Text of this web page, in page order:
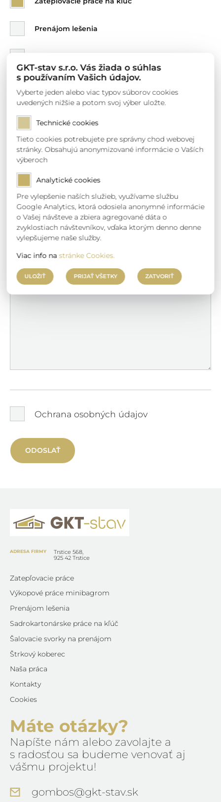
Prenájom lešenia
Charakter budovy:
Iba jeden je voliteľný
Bytovka/Obytný park
Iné
Správa *
Ochrana osobných údajov
ODOSLAŤ
ADRESA FIRMY
Trstice 568,
925 42 Trstice
Zatepľovacie práce
Výkopové práce minibagrom
Prenájom lešenia
Sadrokartonárske práce na kľúč
Šalovacie svorky na prenájom
Štrkový koberec
Naša práca
Kontakty
Cookies
Máte otázky?
Napíšte nám alebo zavolajte a
s radosťou sa budeme venovať aj
vášmu projektu!
gombos@gkt-stav.sk
GKT-stav s.r.o. Vás žiada o súhlas
s používaním Vašich údajov.
Vyberte jeden alebo viac typov súborov cookies
uvedených nižšie a potom svoj výber uložte.
Technické cookies
Tieto cookies potrebujete pre správny chod webovej
stránky. Obsahujú anonymizované informácie o Vaších
výberoch
Analytické cookies
Pre vylepšenie naších služieb, využívame službu
Google Analytics, ktorá odosiela anonymné informácie
o Vašej návšteve a zbiera agregované dáta o
zvyklostiach návštevníkov, vďaka ktorým denno denne
vylepšujeme naše služby.
Viac info nastránke Cookies.
ULOŽIŤ PRIJAŤ VŠETKY ZATVORIŤ